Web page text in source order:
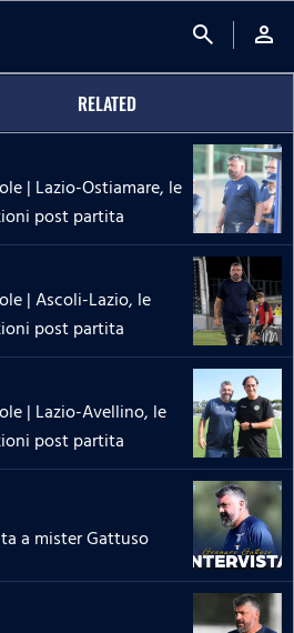
search person
RELATED
| Lazio-Ostiamare, le
post partita
| Ascoli-Lazio, le
post partita
| Lazio-Avellino, le
post partita
a mister Gattuso